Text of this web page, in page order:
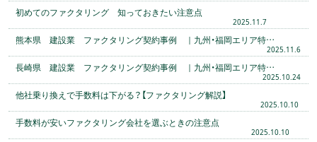
初めてのファクタリング 知っておきたい注意点
2025.11.7
熊本県 建設業 ファクタリング契約事例 ｜九州・福岡エリア特…
2025.11.6
長崎県 建設業 ファクタリング契約事例 ｜九州・福岡エリア特…
2025.10.24
他社乗り換えで手数料は下がる？【ファクタリング解説】
2025.10.10
手数料が安いファクタリング会社を選ぶときの注意点
2025.10.10